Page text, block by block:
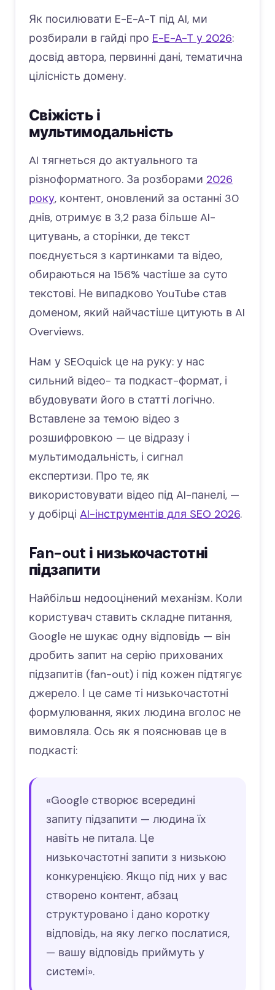
Як посилювати E-E-A-T під AI, ми
розбирали в гайді про E-E-A-T у 2026:
досвід автора, первинні дані, тематична
цілісність домену.
Свіжість і
мультимодальність
AI тягнеться до актуального та
різноформатного. За розборами 2026
року, контент, оновлений за останні 30
днів, отримує в 3,2 раза більше AI-
цитувань, а сторінки, де текст
поєднується з картинками та відео,
обираються на 156% частіше за суто
текстові. Не випадково YouTube став
доменом, який найчастіше цитують в AI
Overviews.
Нам у SEOquick це на руку: у нас
сильний відео- та подкаст-формат, і
вбудовувати його в статті логічно.
Вставлене за темою відео з
розшифровкою — це відразу і
мультимодальність, і сигнал
експертизи. Про те, як
використовувати відео під AI-панелі, —
у добірці AI-інструментів для SEO 2026.
Fan-out і низькочастотні
підзапити
Найбільш недооцінений механізм. Коли
користувач ставить складне питання,
Google не шукає одну відповідь — він
дробить запит на серію прихованих
підзапитів (fan-out) і під кожен підтягує
джерело. І це саме ті низькочастотні
формулювання, яких людина вголос не
вимовляла. Ось як я пояснював це в
подкасті:
«Google створює всередині
запиту підзапити — людина їх
навіть не питала. Це
низькочастотні запити з низькою
конкуренцією. Якщо під них у вас
створено контент, абзац
структуровано і дано коротку
відповідь, на яку легко послатися,
— вашу відповідь приймуть у
системі».